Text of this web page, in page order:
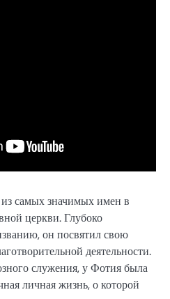
самых значимых имен в
церкви. Глубоко
он посвятил свою
деятельности.
служения, у Фотия была
личная жизнь, о которой